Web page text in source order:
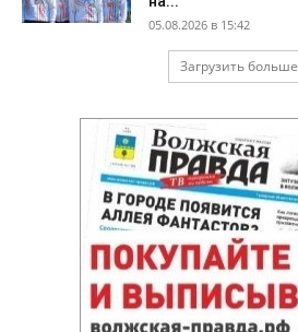
05.08.2026 в 15:42
Загрузить больше